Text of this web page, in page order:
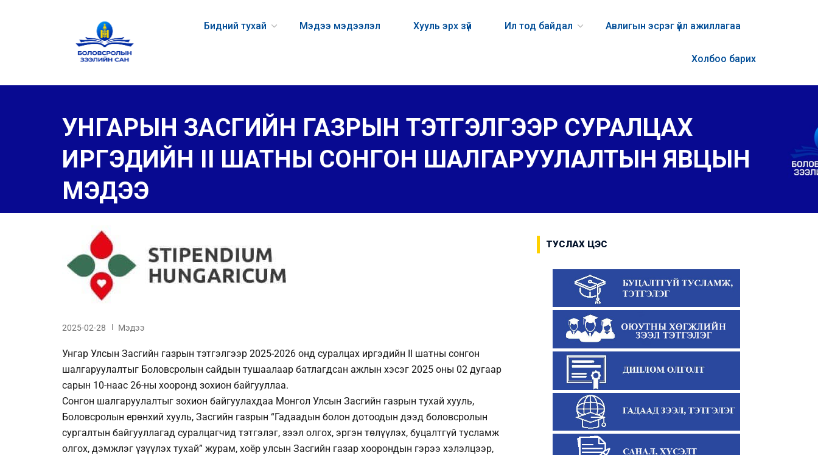
Бидний тухай Мэдээ мэдээлэл Хууль эрх зүй Ил тод байдал Авлигын эсрэг үйл ажиллагаа
Холбоо барих
УНГАРЫН ЗАСГИЙН ГАЗРЫН ТЭТГЭЛГЭЭР СУРАЛЦАХ
ИРГЭДИЙН II ШАТНЫ СОНГОН ШАЛГАРУУЛАЛТЫН ЯВЦЫН
МЭДЭЭ
2025-02-28 Мэдээ
Унгар Улсын Засгийн газрын тэтгэлгээр 2025-2026 онд суралцах иргэдийн II шатны сонгон
шалгаруулалтыг Боловсролын сайдын тушаалаар батлагдсан ажлын хэсэг 2025 оны 02 дугаар
сарын 10-наас 26-ны хооронд зохион байгууллаа.
Сонгон шалгаруулалтыг зохион байгуулахдаа Монгол Улсын Засгийн газрын тухай хууль,
Боловсролын ерөнхий хууль, Засгийн газрын “Гадаадын болон дотоодын дээд боловсролын
сургалтын байгууллагад суралцагчид тэтгэлэг, зээл олгох, эргэн төлүүлэх, буцалтгүй тусламж
олгох, дэмжлэг үзүүлэх тухай” журам, хоёр улсын Засгийн газар хоорондын гэрээ хэлэлцээр,
ТУСЛАХ ЦЭС